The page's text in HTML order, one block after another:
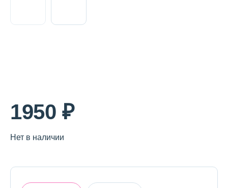
Доставка и оплата
Политика конфиденциальности
1950 ₽
Нет в наличии